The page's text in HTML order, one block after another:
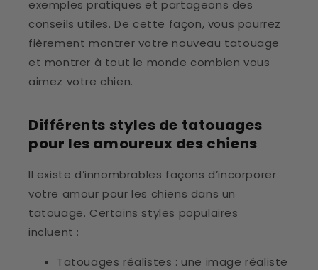
exemples pratiques et partageons des
conseils utiles. De cette façon, vous pourrez
fièrement montrer votre nouveau tatouage
et montrer à tout le monde combien vous
aimez votre chien.
Différents styles de tatouages ​​
pour les amoureux des chiens
Il existe d’innombrables façons d’incorporer
votre amour pour les chiens dans un
tatouage. Certains styles populaires
incluent :
Tatouages ​​​​réalistes : une image réaliste